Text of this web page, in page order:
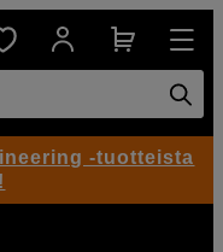
-tuotteista